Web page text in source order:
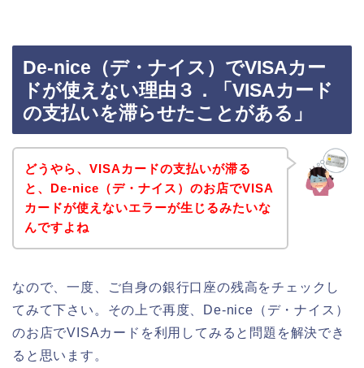
De-nice（デ・ナイス）でVISAカー
ドが使えない理由３．「VISAカード
の支払いを滞らせたことがある」
どうやら、VISAカードの支払いが滞る
と、De-nice（デ・ナイス）のお店でVISA
カードが使えないエラーが生じるみたいな
んですよね
なので、一度、ご自身の銀行口座の残高をチェックし
てみて下さい。その上で再度、De-nice（デ・ナイス）
のお店でVISAカードを利用してみると問題を解決でき
ると思います。